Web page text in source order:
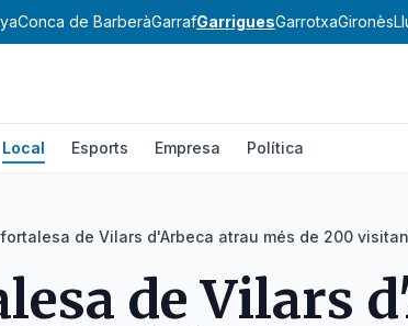
Conca de BarberàGarrafGarriguesGarrotxaGironès
Local Esports Empresa Política
de Vilars d'Arbeca atrau més de 200
de Vilars